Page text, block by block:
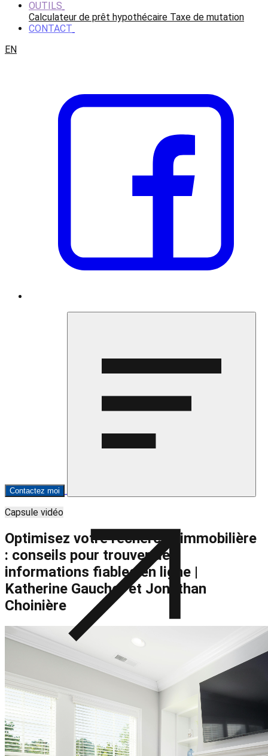
OUTILS
Calculateur de prêt hypothécaire Taxe de mutation
CONTACT
EN
Contactez moi
Capsule vidéo
Optimisez votre recherche immobilière
: conseils pour trouver des
informations fiables en ligne |
Katherine Gaucher et Jonathan
Choinière